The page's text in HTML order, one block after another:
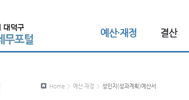
예산·재정 결산
Home > 예산·재정 > 성인지(성과계획)예산서